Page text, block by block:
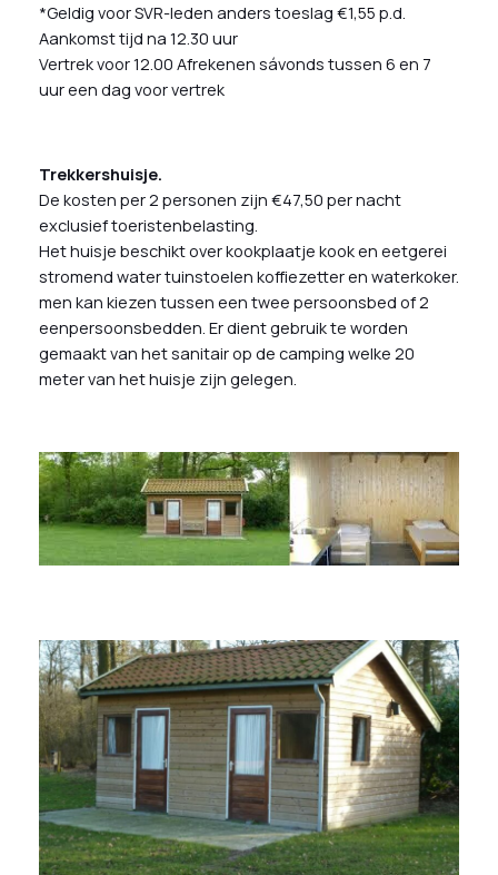
*Geldig voor SVR-leden anders toeslag €1,55 p.d.
Aankomst tijd na 12.30 uur
Vertrek voor 12.00 Afrekenen sávonds tussen 6 en 7
uur een dag voor vertrek
Trekkershuisje.
De kosten per 2 personen zijn €47,50 per nacht
exclusief toeristenbelasting.
Het huisje beschikt over kookplaatje kook en eetgerei
stromend water tuinstoelen koffiezetter en waterkoker.
men kan kiezen tussen een twee persoonsbed of 2
eenpersoonsbedden. Er dient gebruik te worden
gemaakt van het sanitair op de camping welke 20
meter van het huisje zijn gelegen.